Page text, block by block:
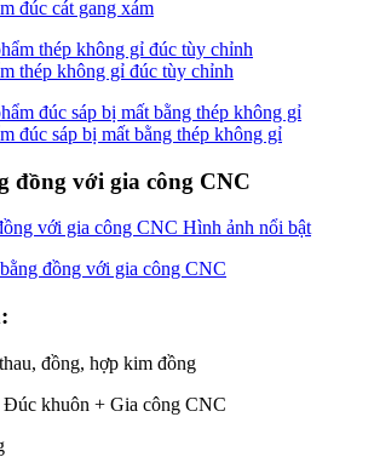
đúc cát gang xám
thép không gỉ đúc tùy chỉnh
đúc sáp bị mất bằng thép không gỉ
đồng với gia công CNC
đồng, hợp kim đồng
Đúc khuôn + Gia công CNC